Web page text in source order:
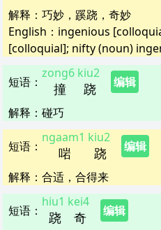
解释 ： 巧妙，蹊跷，奇妙
English： ingenious
[colloquial]; nifty (noun)
短语 ： 撞
zong6
跷
kiu2
编辑
解释 ： 碰巧
短语 ： 啱
ngaam1
跷
kiu2
编辑
解释 ： 合适，合得来
短语 ： 跷
hiu1
奇
kei4
编辑